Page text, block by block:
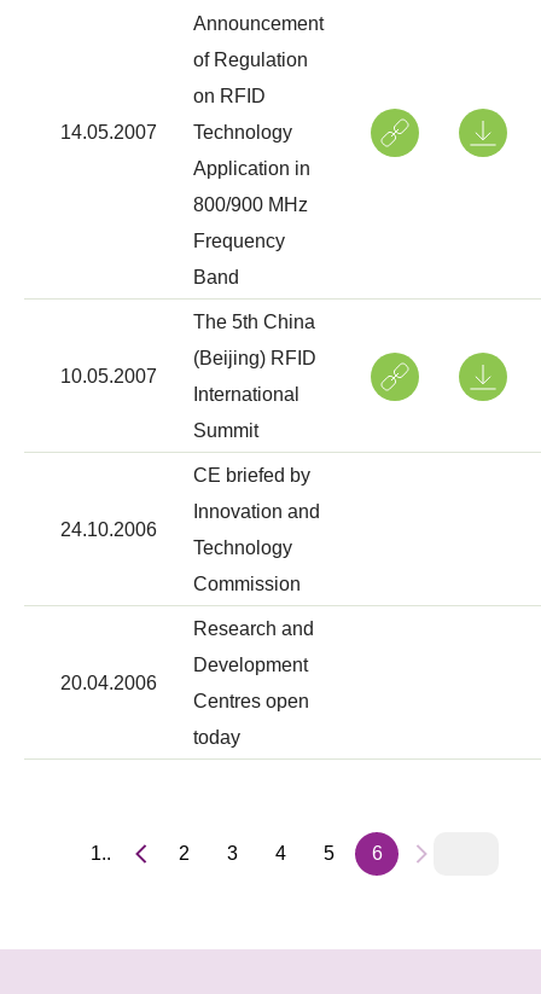
14.05.2007
Announcement
of Regulation
on RFID
Technology
Application in
800/900 MHz
Frequency
Band
10.05.2007
The 5th China
(Beijing) RFID
International
Summit
24.10.2006
CE briefed by
Innovation and
Technology
Commission
20.04.2006
Research and
Development
Centres open
today
1.. 2 3 4 5 6